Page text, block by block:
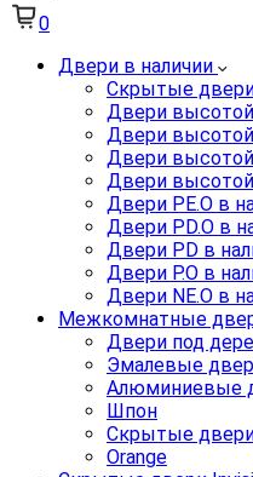
0
Двери в наличии
Скрытые
Двери
Двери
Двери
Двери
Двери PE.O в
Двери PD.O в
Двери PD в
Двери P.O в
Двери NE.O в
Межкомнатные
Двери под
Эмалевые
Алюминиевые
Шпон
Скрытые
Orange